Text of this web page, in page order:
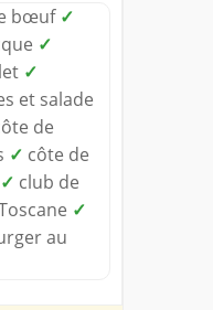
bœuf ✓
✓
✓
et salade
de
✓ côte de
✓ club de
✓
au